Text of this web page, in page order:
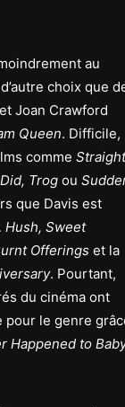
au
choix que
Joan Crawford
Queen. Difficile,
comme Straight
Trog ou
que Davis est
Hush, Sweet
Offerings et la
. Pourtant,
du cinéma ont
pour le genre
Happened to